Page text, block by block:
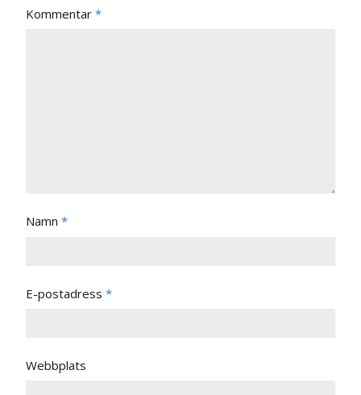
Kommentar *
Namn *
E-postadress *
Webbplats